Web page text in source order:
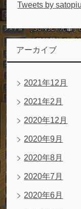
Tweets by
アーカイブ
2021年12月
2021年2月
2020年12月
2020年9月
2020年8月
2020年7月
2020年6月